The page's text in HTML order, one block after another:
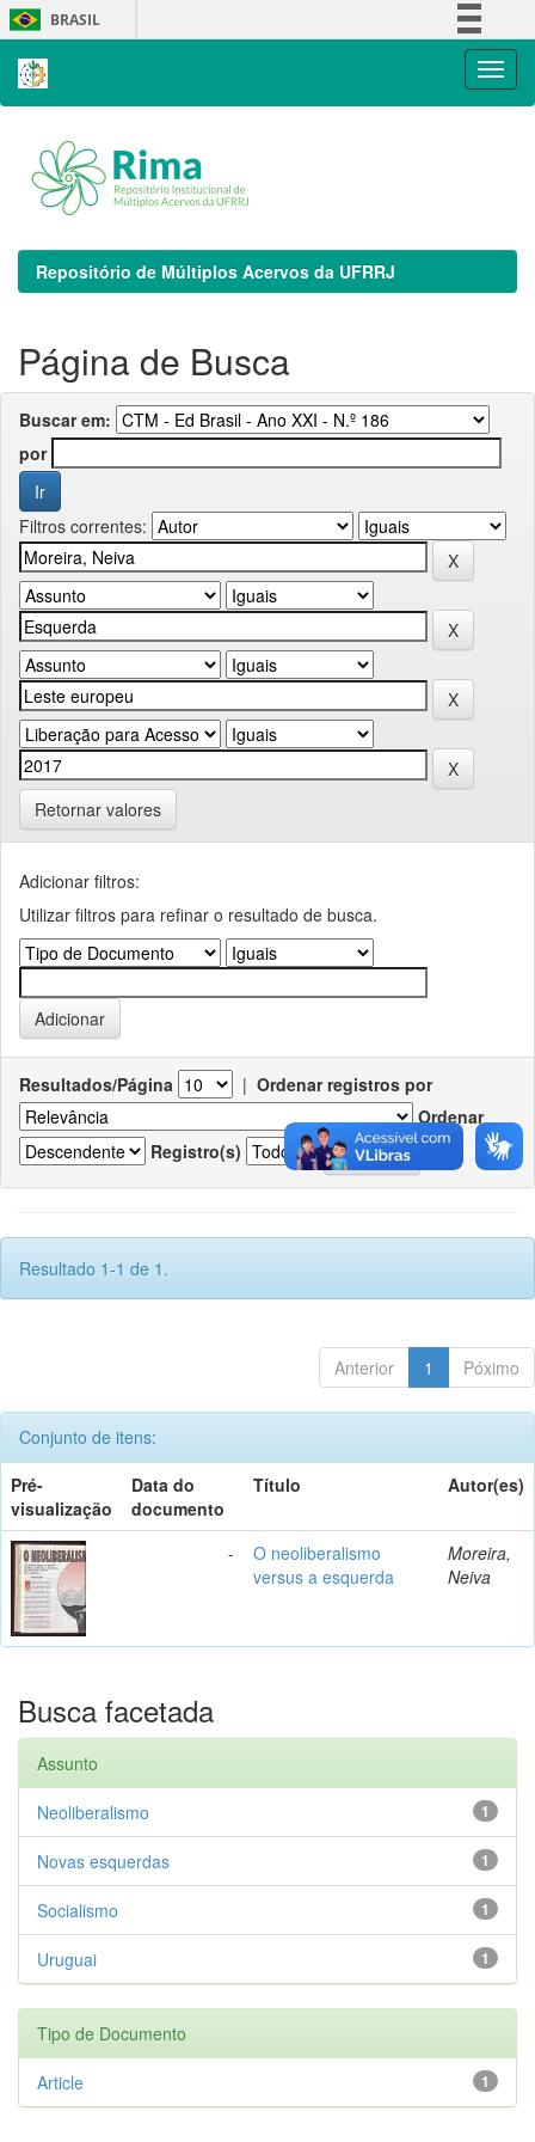
Skip
navigation
BRASIL
Repositório de Múltiplos Acervos da UFRRJ
Página de Busca
Buscar em:
por
Filtros correntes:
Retornar valores
Adicionar filtros:
Utilizar filtros para refinar o resultado de busca.
Resultados/Página | Ordenar registros por
Ordenar
Registro(s)
Resultado 1-1 de 1.
Anterior 1 Póximo
Conjunto de itens:
Pré-
visualização
Data do
documento
Título Autor(es)
-
O neoliberalismo
versus a esquerda
Moreira,
Neiva
Busca facetada
Assunto
1
Neoliberalismo
1
Novas esquerdas
1
Socialismo
1
Uruguai
Tipo de Documento
1
Article